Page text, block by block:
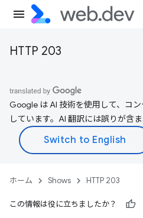
HTTP 203
Google は AI 技術を使用して、コ
しています。AI 翻訳には誤りが含
ホーム Shows HTTP 203
この情報は役に立ちましたか？